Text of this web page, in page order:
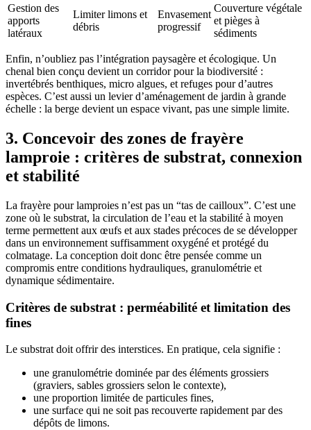
Gestion des
apports
latéraux
Limiter limons et
débris
Envasement
progressif
Couverture végétale
et pièges à
sédiments
Enfin, n’oubliez pas l’intégration paysagère et écologique. Un
chenal bien conçu devient un corridor pour la biodiversité :
invertébrés benthiques, micro algues, et refuges pour d’autres
espèces. C’est aussi un levier d’aménagement de jardin à grande
échelle : la berge devient un espace vivant, pas une simple limite.
3. Concevoir des zones de frayère
lamproie : critères de substrat, connexion
et stabilité
La frayère pour lamproies n’est pas un “tas de cailloux”. C’est une
zone où le substrat, la circulation de l’eau et la stabilité à moyen
terme permettent aux œufs et aux stades précoces de se développer
dans un environnement suffisamment oxygéné et protégé du
colmatage. La conception doit donc être pensée comme un
compromis entre conditions hydrauliques, granulométrie et
dynamique sédimentaire.
Critères de substrat : perméabilité et limitation des
fines
Le substrat doit offrir des interstices. En pratique, cela signifie :
une granulométrie dominée par des éléments grossiers
(graviers, sables grossiers selon le contexte),
une proportion limitée de particules fines,
une surface qui ne soit pas recouverte rapidement par des
dépôts de limons.